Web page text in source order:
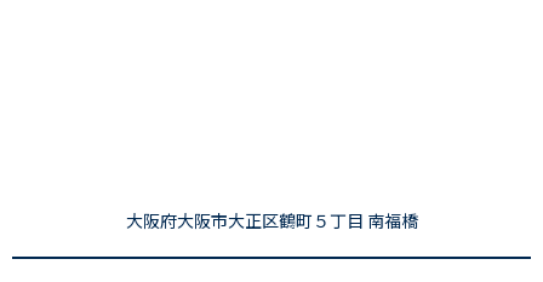
大阪府大阪市大正区鶴町５丁目 南福橋